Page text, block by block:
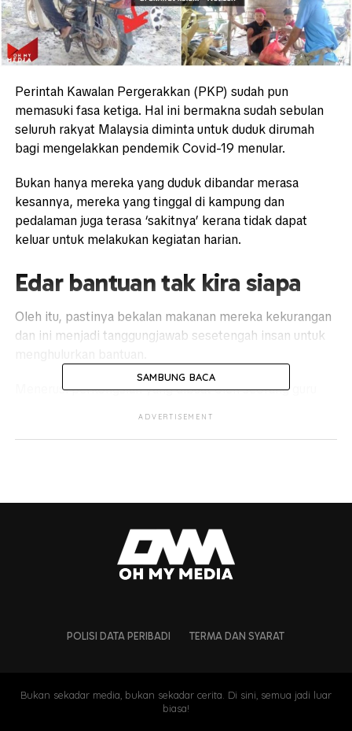
Perintah Kawalan Pergerakkan (PKP) sudah pun
memasuki fasa ketiga. Hal ini bermakna sudah sebulan
seluruh rakyat Malaysia diminta untuk duduk dirumah
bagi mengelakkan pendemik Covid-19 menular.
Bukan hanya mereka yang duduk dibandar merasa
kesannya, mereka yang tinggal di kampung dan
pedalaman juga terasa ‘sakitnya’ kerana tidak dapat
keluar untuk melakukan kegiatan harian.
Edar bantuan tak kira siapa
Oleh itu, pastinya bekalan makanan mereka kekurangan
dan ini menjadi tanggungjawab sesetengah insan untuk
Menerusi perkongsian yang dibuat oleh seorang guru
SAMBUNG BACA
ADVERTISEMENT
POLISI DATA PERIBADI TERMA DAN SYARAT
Bukan sekadar media, bukan sekadar cerita. Di sini, semua jadi luar
biasa!